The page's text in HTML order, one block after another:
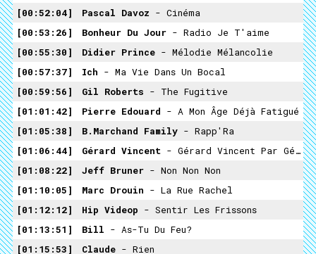
00:52:04
Pascal Davoz - Cinéma
00:53:26
Bonheur Du Jour - Radio Je T'aime
00:55:30
Didier Prince - Mélodie Mélancolie
00:57:37
Ich - Ma Vie Dans Un Bocal
00:59:56
Gil Roberts - The Fugitive
01:01:42
Pierre Edouard - A Mon Âge Déjà Fatigué
01:05:38
B.Marchand Family - Rapp'Ra
01:06:44
Gérard Vincent - Gérard Vincent Par Gérard Vincent
01:08:22
Jeff Bruner - Non Non Non
01:10:05
Marc Drouin - La Rue Rachel
01:12:12
Hip Videop - Sentir Les Frissons
01:13:51
Bill - As-Tu Du Feu?
01:15:53
Claude - Rien